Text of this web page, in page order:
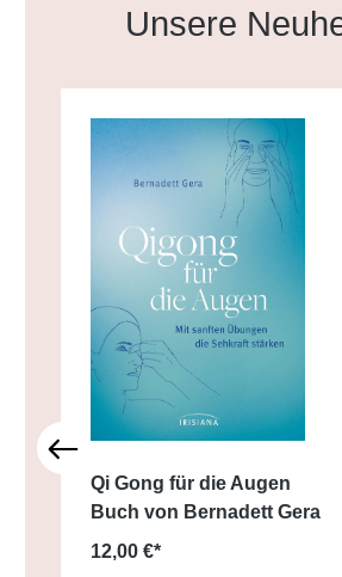
Produktgalerie überspringen
Unsere
Qi Gong für die Augen
Buch von Bernadett Gera
12,00 €*